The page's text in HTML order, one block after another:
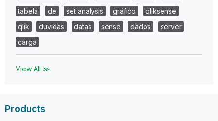
tabela
de set analysis gráfico
qliksense
qlik
duvidas datas sense dados
server
carga
View All ≫
Products